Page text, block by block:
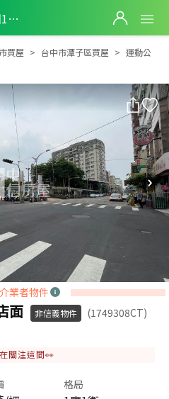
運動公園11米大面寬店面
運動公園11米大面寬店面
買屋 台中市潭子區買屋
運動公
業者物件
面 非信義物件
(1749308CT)
關注這間👀
格局